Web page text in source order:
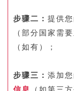
步骤二： 提供您
（部分国家需
（如有）；
步骤三： 添加您
信息
（如第三